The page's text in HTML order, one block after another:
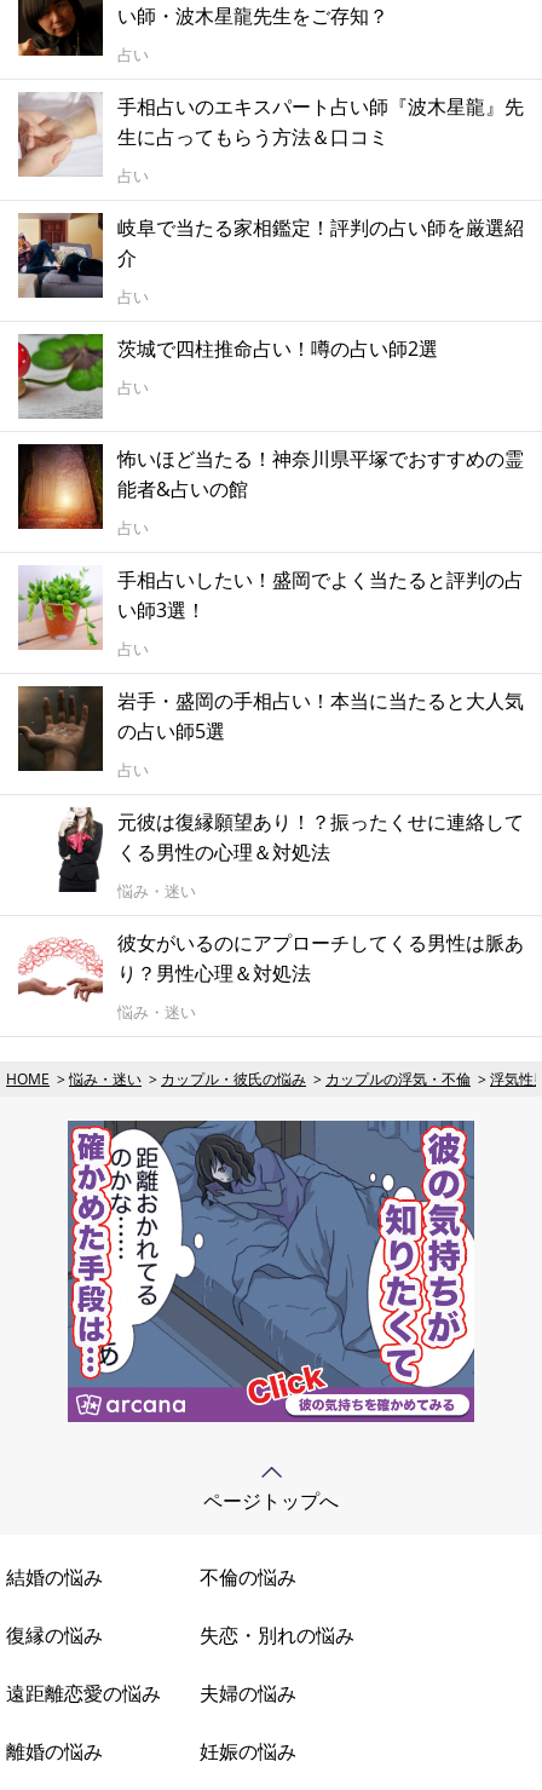
い師・波木星龍先生をご存知？
占い
手相占いのエキスパート占い師『波木星龍』先
生に占ってもらう方法＆口コミ
占い
岐阜で当たる家相鑑定！評判の占い師を厳選紹
介
占い
茨城で四柱推命占い！噂の占い師2選
占い
怖いほど当たる！神奈川県平塚でおすすめの霊
能者&占いの館
占い
手相占いしたい！盛岡でよく当たると評判の占
い師3選！
占い
岩手・盛岡の手相占い！本当に当たると大人気
の占い師5選
占い
元彼は復縁願望あり！？振ったくせに連絡して
くる男性の心理＆対処法
悩み・迷い
彼女がいるのにアプローチしてくる男性は脈あ
り？男性心理＆対処法
悩み・迷い
HOME 悩み・迷い カップル・彼氏の悩み カップルの浮気・不倫 浮気性
ページトップへ
結婚の悩み 不倫の悩み
復縁の悩み 失恋・別れの悩み
遠距離恋愛の悩み 夫婦の悩み
離婚の悩み 妊娠の悩み